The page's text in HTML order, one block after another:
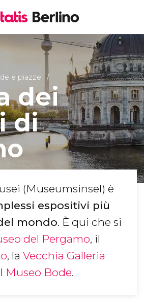
e piazze
dei
di
(Museumsinsel) è
espositivi più
mondo. È qui che si
del Pergamo, il
, la Vecchia Galleria
Museo Bode.